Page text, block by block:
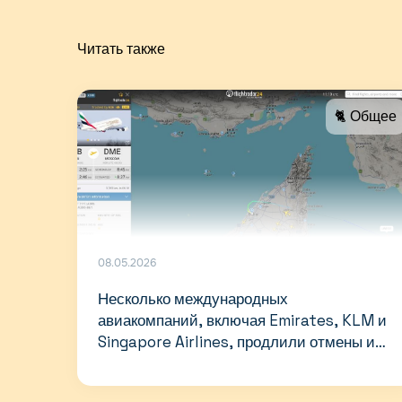
Читать также
🐈 Общее
08.05.2026
Несколько международных
авиакомпаний, включая Emirates, KLM и
Singapore Airlines, продлили отмены и